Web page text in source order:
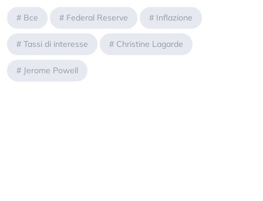
# Bce # Federal Reserve # Inflazione
# Tassi di interesse # Christine Lagarde
# Jerome Powell